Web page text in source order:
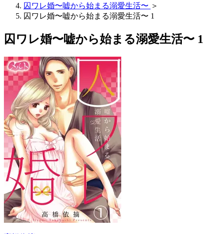
囚ワレ婚〜嘘から始まる溺愛生活〜 ＞
囚ワレ婚〜嘘から始まる溺愛生活〜 1
囚ワレ婚〜嘘から始まる溺愛生活〜 1